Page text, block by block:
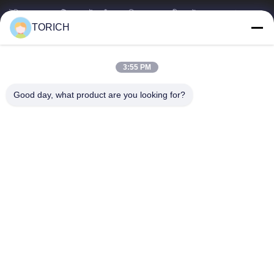
টরিচ গ্রুপ হল একটি ওয়ান-স্টপ কাঁচামাল পরিষেবা প্রদানকারী যার উৎপাদন, গবেষণা ও
উন্নয়ন, ট্রেডিং, গুদামজাতকরণ এবং কাস্টমাইজড প্রক্রিয়াকরণে 30...
গুরুত্বপূর্ণ সংযোগ
পণ্য
কারখানা ভ্রমণ
মান নিয়ন্ত্রণ
TORICH
3:55 PM
Good day, what product are you looking for?